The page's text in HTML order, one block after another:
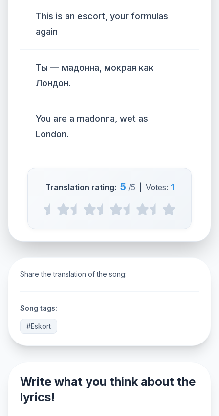
This is an escort, your formulas
again
Ты — мадонна, мокрая как
Лондон.
You are a madonna, wet as
London.
Translation rating: 5 /5 Votes: 1
Share the translation of the song:
Song tags:
#Eskort
Write what you think about the
lyrics!